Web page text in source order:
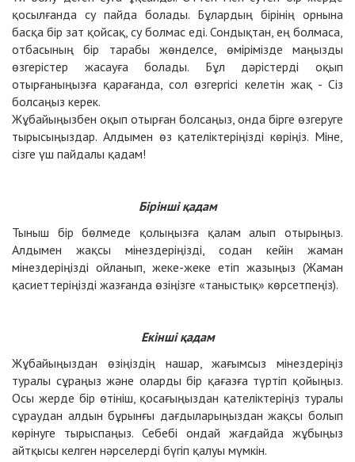
қосылғанда су пайда болады. Бұлардың бірінің орнына
басқа бір зат қойсақ, су болмас еді. Сондықтан, ең болмаса,
отбасының бір тарабы жөнделсе, өмірімізде маңызды
өзгерістер жасауға болады. Бұл дәрістерді оқып
отырғаныңызға қарағанда, сол өзгергісі келетін жақ - Сіз
болсаңыз керек.
Жұбайыңызбен оқып отырған болсаңыз, онда бірге өзгеруге
тырысыңыздар. Алдымен өз қателіктеріңізді көріңіз. Міне,
сізге үш пайдалы қадам!
Біріншіқадам
Тыныш бір бөлмеде қолыңызға қалам алып отырыңыз.
Алдымен жақсы мінездеріңізді, содан кейін жаман
мінездеріңізді ойланып, жеке-жеке етіп жазыңыз (Жаман
қасиеттеріңізді жазғанда өзіңізге «таныстық» көрсетпеңіз).
Екіншіқадам
Жұбайыңыздан өзіңіздің нашар, жағымсыз мінездеріңіз
туралы сұраңыз және оларды бір қағазға түртіп қойыңыз.
Осы жерде бір өтініш, қосағыңыздан қателіктеріңіз туралы
сұраудан алдын бұрынғы дағдыларыңыздан жақсы болып
көрінуге тырыспаңыз. Себебі ондай жағдайда жұбыңыз
айтқысы келген нәрселерді бүгіп қалуы мүмкін.